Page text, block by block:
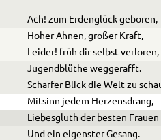
Ach! zum Erdenglück geboren,
Hoher Ahnen, großer Kraft,
Leider! früh dir selbst verloren,
Jugendblüthe weggerafft.
Scharfer Blick die Welt zu
Mitsinn jedem Herzensdrang,
Liebesgluth der besten Frauen
Und ein eigenster Gesang.